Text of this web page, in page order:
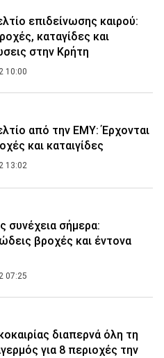
επιδείνωσης καιρού:
καταγίδες και
στην Κρήτη
10:00
από την ΕΜΥ: Έρχονται
και καταιγίδες
13:02
συνέχεια σήμερα:
βροχές και έντονα
07:25
διαπερνά όλη τη
για 8 περιοχές την